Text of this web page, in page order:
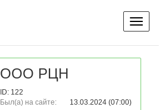
ООО РЦН
ID: 122
Был(а) на сайте:
13.03.2024 (07:00)